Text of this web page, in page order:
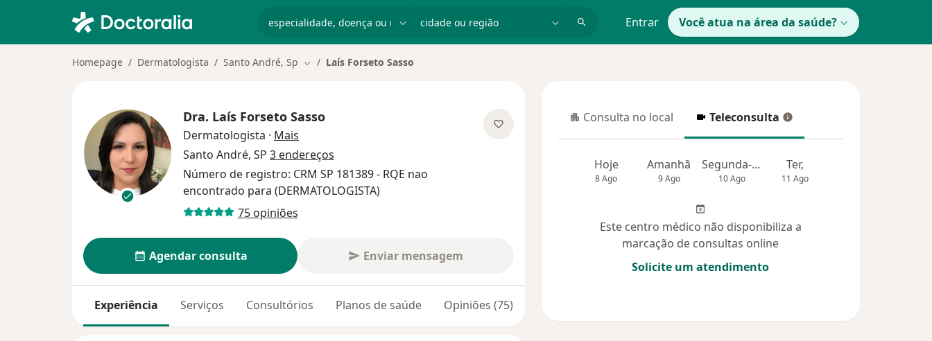
Entrar Você atua na área da saúde?
Homepage Dermatologista Santo André, Sp Mudar de cidade
Laís Forseto Sasso
Dra. Laís Forseto Sasso
Dermatologista · Mais
Santo André, SP 3 endereços
Número de registro: CRM SP 181389 - RQE nao
encontrado para (DERMATOLOGISTA)
75 opiniões
Agendar consulta Enviar mensagem
Experiência Serviços Consultórios Planos de saúde Opiniões (75)
Consulta no local
Consulta no local Teleconsulta
Teleconsulta
Hoje
8 Ago
Amanhã
9 Ago
Segunda-feira
10 Ago
Ter,
11 Ago
Este centro médico não disponibiliza a
marcação de consultas online
Solicite um atendimento